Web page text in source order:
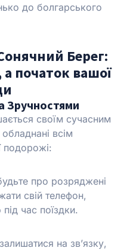
до болгарського
Берег:
початок вашої
Зручностями
своїм сучасним
всім
подорожі:
про розряджені
свій телефон,
час поїздки.
на зв’язку,